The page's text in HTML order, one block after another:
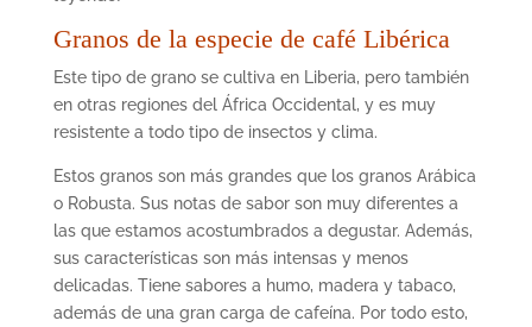
Granos de la especie de café Libérica
Este tipo de grano se cultiva en Liberia, pero también
en otras regiones del África Occidental, y es muy
resistente a todo tipo de insectos y clima.
Estos granos son más grandes que los granos Arábica
o Robusta. Sus notas de sabor son muy diferentes a
las que estamos acostumbrados a degustar. Además,
sus características son más intensas y menos
delicadas. Tiene sabores a humo, madera y tabaco,
además de una gran carga de cafeína. Por todo esto,